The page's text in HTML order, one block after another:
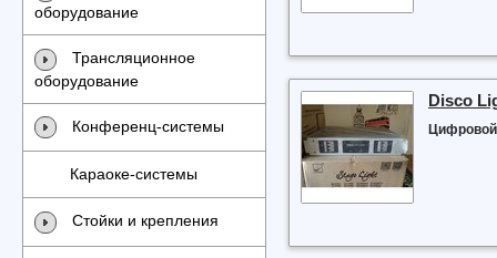
оборудование
Трансляционное
оборудование
Конференц-системы
Караоке-системы
Стойки и крепления
Disco